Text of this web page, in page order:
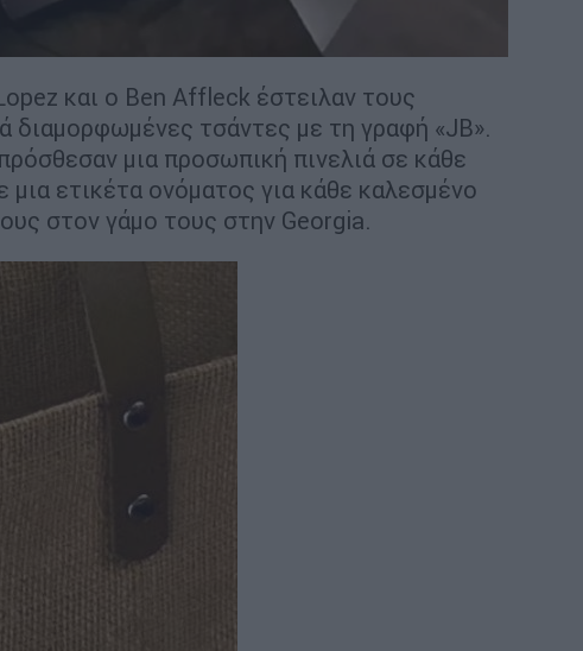
και ο Ben Affleck έστειλαν τους
διαμορφωμένες τσάντες με τη γραφή «JB».
μια προσωπική πινελιά σε κάθε
ετικέτα ονόματος για κάθε καλεσμένο
στον γάμο τους στην Georgia.